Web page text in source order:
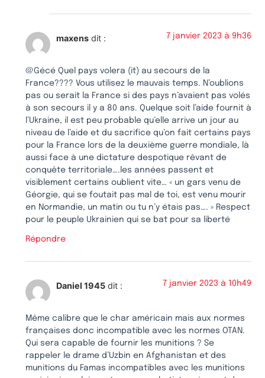
maxens dit : 7 janvier 2023 à 9h36
@Gécé Quel pays volera (it) au secours de la
France???? Vous utilisez le mauvais temps. N’oublions
pas ou serait la France si des pays n’avaient pas volés
à son secours il y a 80 ans. Quelque soit l’aide fournit à
l’Ukraine, il est peu probable qu’elle arrive un jour au
niveau de l’aide et du sacrifice qu’on fait certains pays
pour la France lors de la deuxième guerre mondiale, là
aussi face à une dictature despotique rêvant de
conquête territoriale….les années passent et
visiblement certains oublient vite… « un gars venu de
Géorgie, qui se foutait pas mal de toi, est venu mourir
en Normandie, un matin ou tu n’y étais pas…. » Respect
pour le peuple Ukrainien qui se bat pour sa liberté
Répondre
Daniel 1945 dit : 7 janvier 2023 à 10h49
Même calibre que le char américain mais aux normes
françaises donc incompatible avec les normes OTAN.
Qui sera capable de fournir les munitions ? Se
rappeler le drame d’Uzbin en Afghanistan et des
munitions du Famas incompatibles avec les munitions